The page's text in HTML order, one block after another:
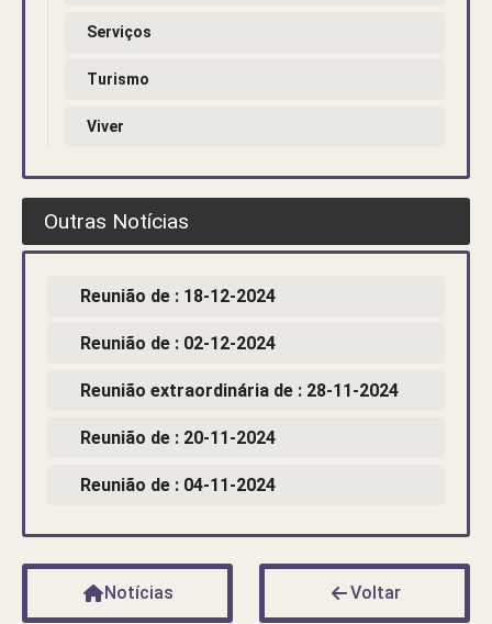
Serviços
Turismo
Viver
Outras Notícias
Reunião de : 18-12-2024
Reunião de : 02-12-2024
Reunião extraordinária de : 28-11-2024
Reunião de : 20-11-2024
Reunião de : 04-11-2024
Notícias Voltar